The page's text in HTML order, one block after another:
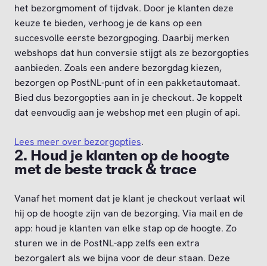
het bezorgmoment of tijdvak. Door je klanten deze
keuze te bieden, verhoog je de kans op een
succesvolle eerste bezorgpoging. Daarbij merken
webshops dat hun conversie stijgt als ze bezorgopties
aanbieden. Zoals een andere bezorgdag kiezen,
bezorgen op PostNL-punt of in een pakketautomaat.
Bied dus bezorgopties aan in je checkout. Je koppelt
dat eenvoudig aan je webshop met een plugin of api.
Lees meer over bezorgopties.
2. Houd je klanten op de hoogte
met de beste track & trace
Vanaf het moment dat je klant je checkout verlaat wil
hij op de hoogte zijn van de bezorging. Via mail en de
app: houd je klanten van elke stap op de hoogte. Zo
sturen we in de PostNL-app zelfs een extra
bezorgalert als we bijna voor de deur staan. Deze